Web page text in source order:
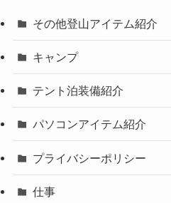
その他登山アイテム紹介
キャンプ
テント泊装備紹介
パソコンアイテム紹介
プライバシーポリシー
仕事